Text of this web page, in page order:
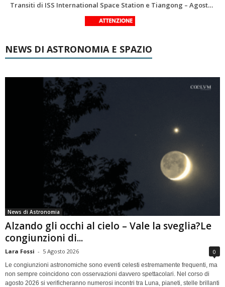
La Luna del Mese – Agosto 2026
Le costellazioni di Agosto 2026: Delfino
NEWS DI ASTRONOMIA E SPAZIO
News di Astronomia
Alzando gli occhi al cielo – Vale la sveglia?Le
congiunzioni di...
Lara Fossi - 5 Agosto 2026 0
Le congiunzioni astronomiche sono eventi celesti estremamente frequenti, ma
non sempre coincidono con osservazioni davvero spettacolari. Nel corso di
agosto 2026 si verificheranno numerosi incontri tra Luna, pianeti, stelle brillanti